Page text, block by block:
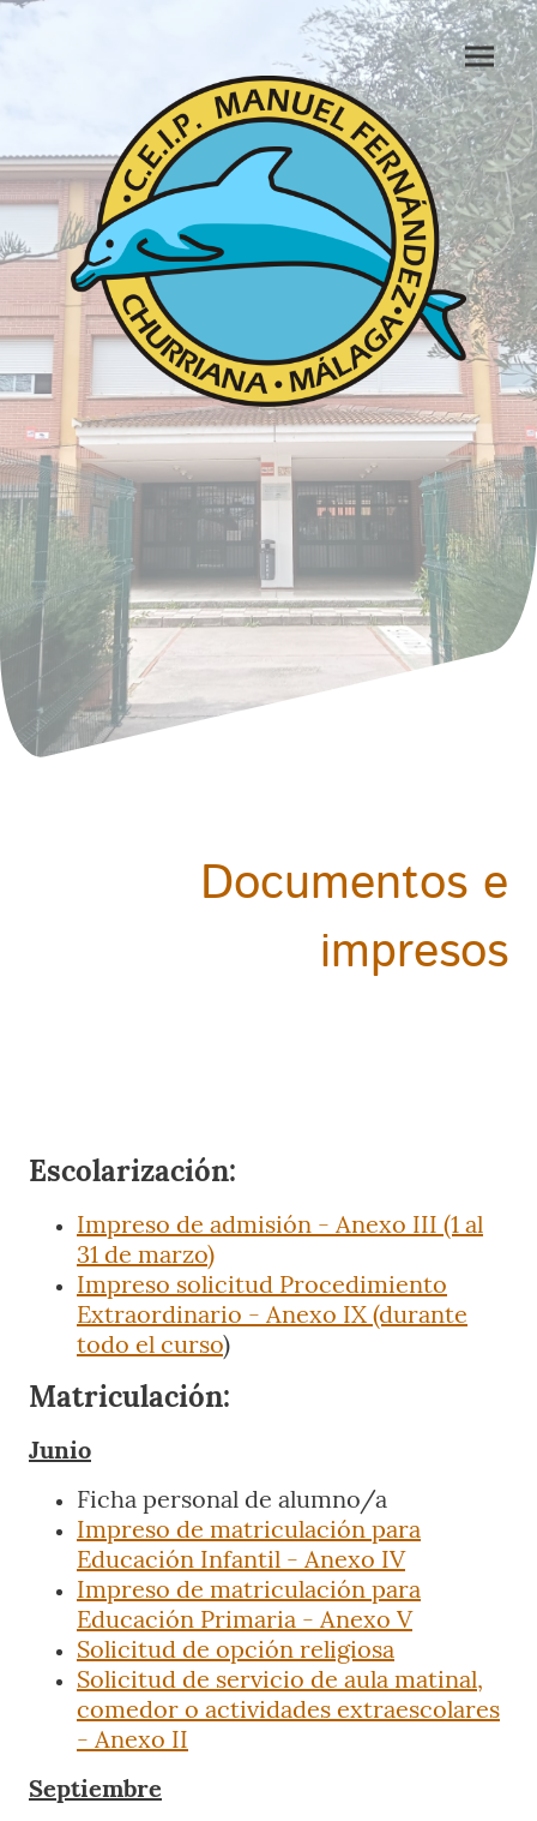
Documentos e
impresos
Escolarización:
Impreso de admisión - Anexo III (1 al
31 de marzo)
Impreso solicitud Procedimiento
Extraordinario - Anexo IX (durante
todo el curso)
Matriculación:
Junio
Ficha personal de alumno/a
Impreso de matriculación para
Educación Infantil - Anexo IV
Impreso de matriculación para
Educación Primaria - Anexo V
Solicitud de opción religiosa
Solicitud de servicio de aula matinal,
comedor o actividades extraescolares
- Anexo II
Septiembre